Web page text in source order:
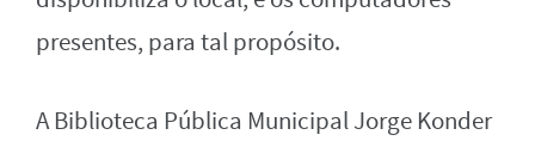
presentes, para tal propósito.
A Biblioteca Pública Municipal Jorge Konder